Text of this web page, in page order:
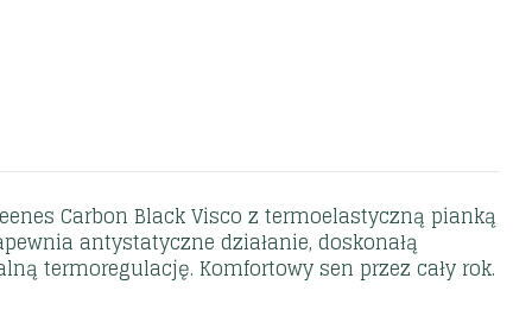
Carbon Black Visco z termoelastyczną pianką
antystatyczne działanie, doskonałą
termoregulację. Komfortowy sen przez cały rok.